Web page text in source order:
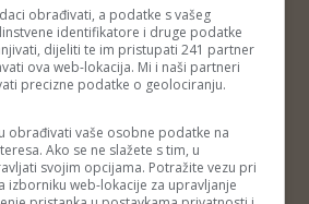
© 2014 Depo Portal
Marketing
Privatnost korisnika
O nama
obrađivati, a podatke s vašeg
identifikatore i druge podatke
dijeliti te im pristupati 241 partner
ova web-lokacija. Mi i naši partneri
precizne podatke o geolociranju.
obrađivati vaše osobne podatke na
Ako se ne slažete s tim, u
svojim opcijama. Potražite vezu pri
izborniku web-lokacije za upravljanje